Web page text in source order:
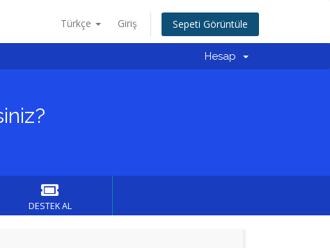
Türkçe Giriş Sepeti Görüntüle
Hesap
DESTEK AL